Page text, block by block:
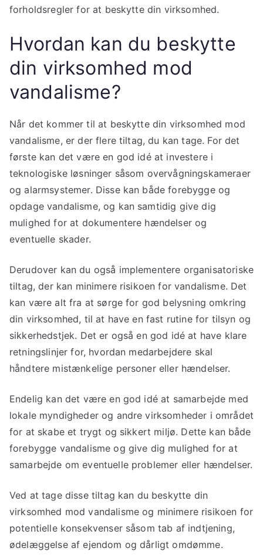
forholdsregler for at beskytte din virksomhed.
Hvordan kan du beskytte
din virksomhed mod
vandalisme?
Når det kommer til at beskytte din virksomhed mod
vandalisme, er der flere tiltag, du kan tage. For det
første kan det være en god idé at investere i
teknologiske løsninger såsom overvågningskameraer
og alarmsystemer. Disse kan både forebygge og
opdage vandalisme, og kan samtidig give dig
mulighed for at dokumentere hændelser og
eventuelle skader.
Derudover kan du også implementere organisatoriske
tiltag, der kan minimere risikoen for vandalisme. Det
kan være alt fra at sørge for god belysning omkring
din virksomhed, til at have en fast rutine for tilsyn og
sikkerhedstjek. Det er også en god idé at have klare
retningslinjer for, hvordan medarbejdere skal
håndtere mistænkelige personer eller hændelser.
Endelig kan det være en god idé at samarbejde med
lokale myndigheder og andre virksomheder i området
for at skabe et trygt og sikkert miljø. Dette kan både
forebygge vandalisme og give dig mulighed for at
samarbejde om eventuelle problemer eller hændelser.
Ved at tage disse tiltag kan du beskytte din
virksomhed mod vandalisme og minimere risikoen for
potentielle konsekvenser såsom tab af indtjening,
ødelæggelse af ejendom og dårligt omdømme.